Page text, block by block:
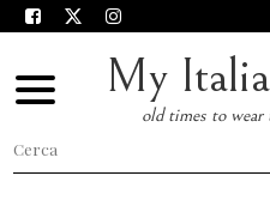
My
old times to wear